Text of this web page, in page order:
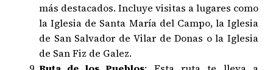
más destacados. Incluye visitas a lugares como
la Iglesia de Santa María del Campo, la Iglesia
de San Salvador de Vilar de Donas o la Iglesia
de San Fiz de Galez.